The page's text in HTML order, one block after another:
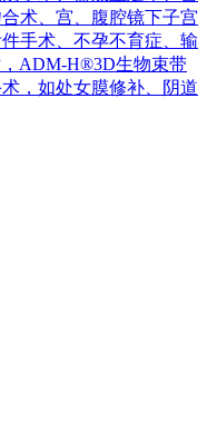
术、宫、腹腔镜下子宫
手术、不孕不育症、输
ADM-H®3D生物束带
，如处女膜修补、阴道